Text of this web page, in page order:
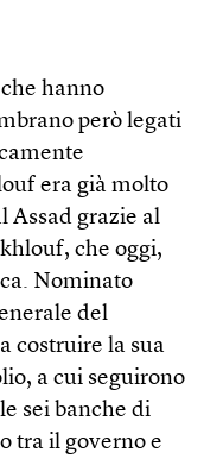
hanno
però legati
era già molto
Assad grazie al
che oggi,
Nominato
del
costruire la sua
a cui seguirono
sei banche di
tra il governo e